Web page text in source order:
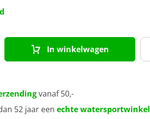
In winkelwagen
vanaf 50,-
52 jaar een echte watersportwinkel